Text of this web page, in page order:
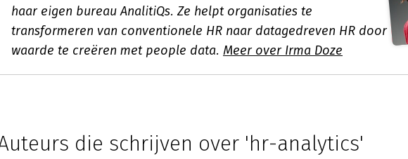
haar eigen bureau AnalitiQs. Ze helpt organisaties te
transformeren van conventionele HR naar datagedreven HR door
waarde te creëren met people data. Meer over Irma Doze
die schrijven over 'hr-analytics'